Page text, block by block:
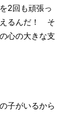
2回も頑張っ
えるんだ！ そ
心の大きな支
子がいるから